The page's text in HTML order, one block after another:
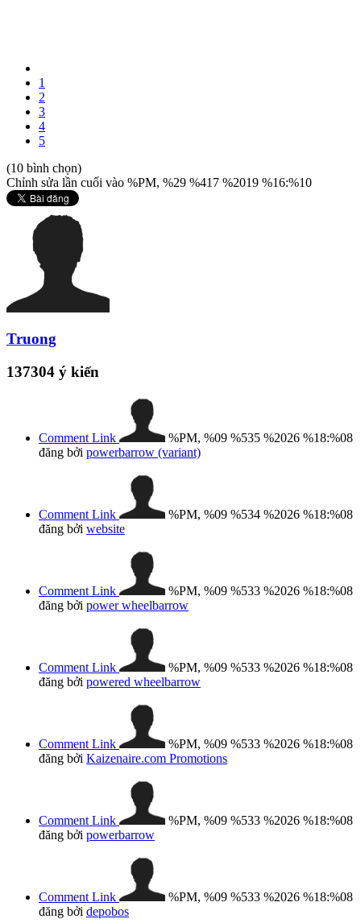
1
2
3
4
5
(10 bình chọn)
Chỉnh sửa lần cuối vào %PM, %29 %417 %2019 %16:%10
Truong
137304 ý kiến
Comment Link
%PM, %09 %535 %2026 %18:%08
đăng bởi powerbarrow (variant)
Comment Link
%PM, %09 %534 %2026 %18:%08
đăng bởi website
Comment Link
%PM, %09 %533 %2026 %18:%08
đăng bởi power wheelbarrow
Comment Link
%PM, %09 %533 %2026 %18:%08
đăng bởi powered wheelbarrow
Comment Link
%PM, %09 %533 %2026 %18:%08
đăng bởi Kaizenaire.com Promotions
Comment Link
%PM, %09 %533 %2026 %18:%08
đăng bởi powerbarrow
Comment Link
%PM, %09 %533 %2026 %18:%08
đăng bởi depobos